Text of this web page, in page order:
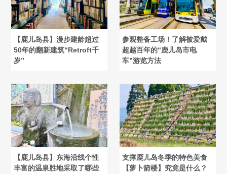
【鹿儿岛县】漫步建龄超过
50年的翻新建筑“Retroft千
岁”
参观整备工场！了解被爱戴
超越百年的“鹿儿岛市电
车”游览方法
【鹿儿岛县】东海沿线个性
丰富的温泉胜地采取了哪些
支撑鹿儿岛冬季的特色美食
【萝卜箭楼】究竟是什么？